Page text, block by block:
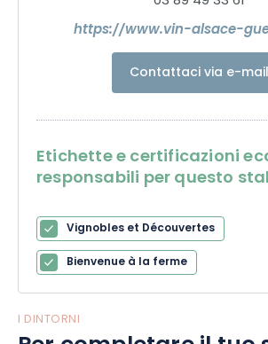
https://www.vin-alsace-
Contattaci via e-mail
Etichette e certificazioni
responsabili per questo
Vignobles et Découvertes
Bienvenue à la ferme
I DINTORNI